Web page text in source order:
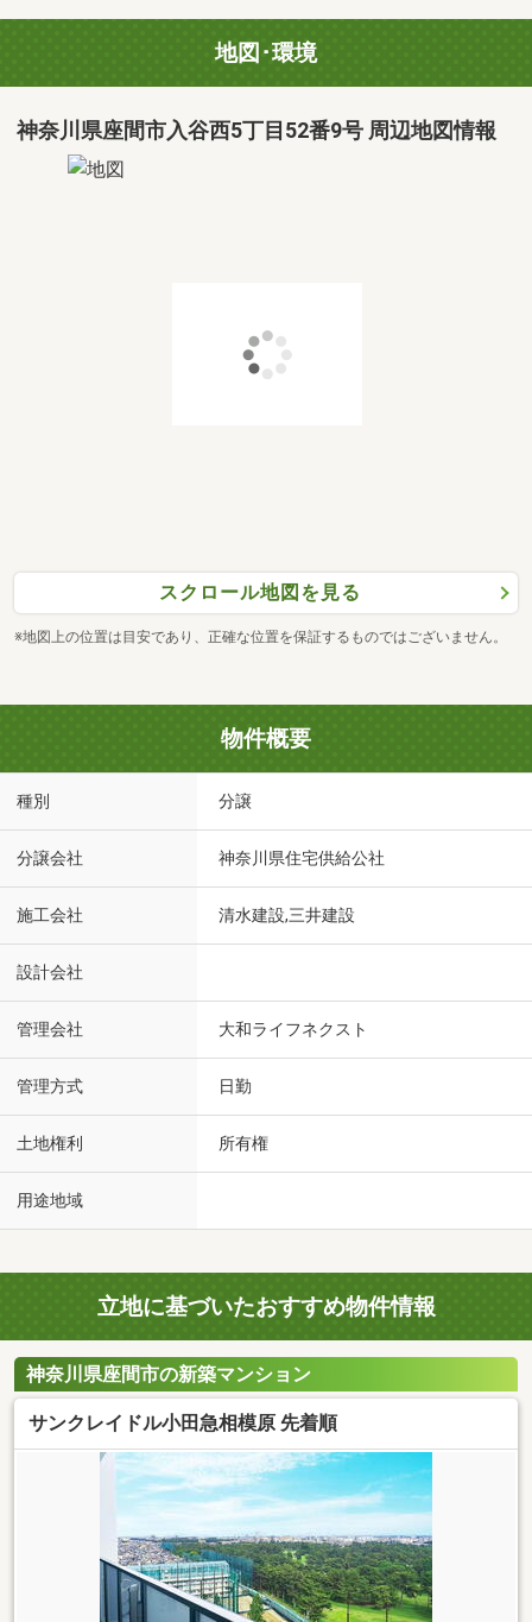
地図･環境
神奈川県座間市入谷西5丁目52番9号 周辺地図情報
スクロール地図を見る
※地図上の位置は目安であり、正確な位置を保証するものではございません。
物件概要
種別 分譲
分譲会社 神奈川県住宅供給公社
施工会社 清水建設,三井建設
設計会社
管理会社 大和ライフネクスト
管理方式 日勤
土地権利 所有権
用途地域
立地に基づいたおすすめ物件情報
神奈川県座間市の新築マンション
サンクレイドル小田急相模原 先着順